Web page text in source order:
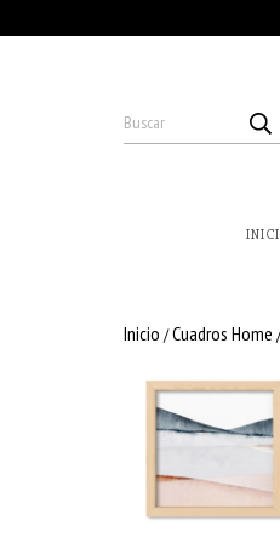
Inicio /Cuadros Home /